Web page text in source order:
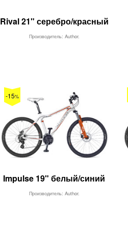
Rival 21" серебро/красный
Производитель: Author.
-15%
Impulse 19" белый/синий
Производитель: Author.